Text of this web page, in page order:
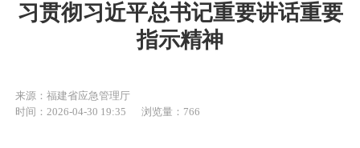
习贯彻习近平总书记重要讲话重要
指示精神
来源：福建省应急管理厅
时间：2026-04-30 19:35
浏览量：766